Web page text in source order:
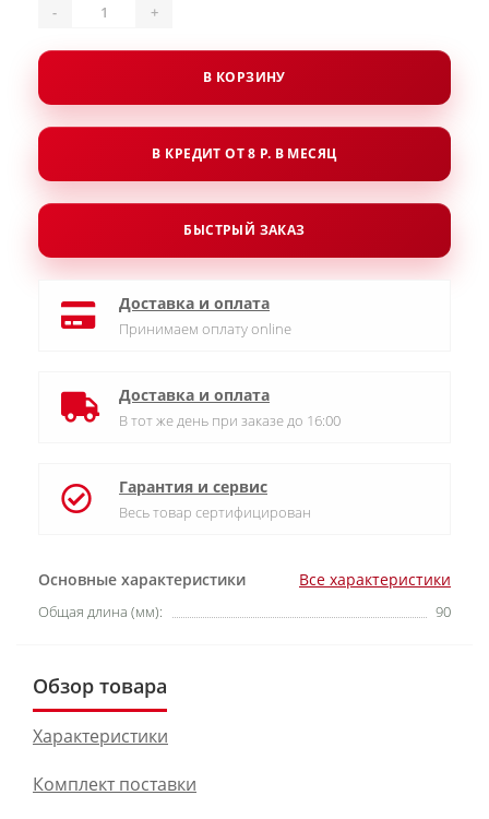
Основные характеристики Все характеристики
Общая длина (мм): 90
- +
В КОРЗИНУ
В КРЕДИТ ОТ 8 Р. В МЕСЯЦ
БЫСТРЫЙ ЗАКАЗ
Доставка и оплата
Принимаем оплату online
Доставка и оплата
В тот же день при заказе до 16:00
Гарантия и сервис
Весь товар сертифицирован
Обзор товара
Характеристики
Комплект поставки